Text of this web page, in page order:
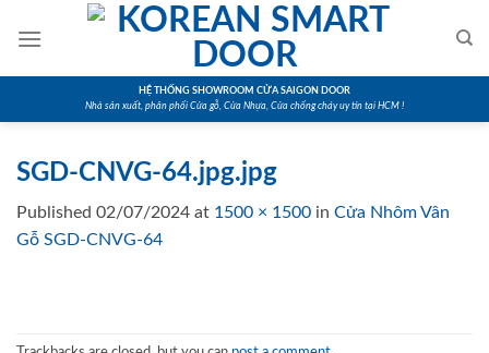
HỆ THỐNG SHOWROOM CỬA SAIGON DOOR
Nhà sản xuất, phân phối Cửa gỗ, Cửa Nhựa, Cửa chống cháy uy tín tại HCM !
SGD-CNVG-64.jpg.jpg
Published 02/07/2024 at 1500 × 1500 in Cửa Nhôm Vân
Gỗ SGD-CNVG-64